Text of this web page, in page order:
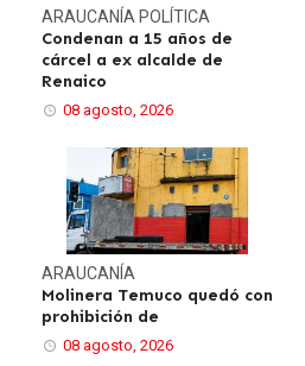
ARAUCANÍA POLÍTICA
Condenan a 15 años de
cárcel a ex alcalde de
Renaico
08 agosto, 2026
ARAUCANÍA
Molinera Temuco quedó con
prohibición de
08 agosto, 2026